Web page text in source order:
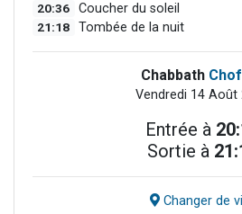
20:36 Coucher du soleil
21:18 Tombée de la nuit
Chabbath
Vendredi 14 Août
Entrée à
Sortie à
Changer de